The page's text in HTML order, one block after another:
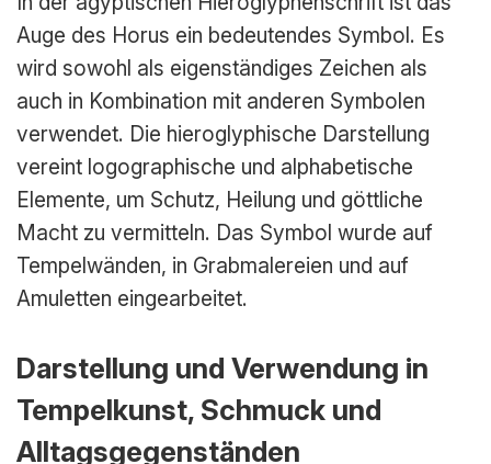
Auge des Horus ein bedeutendes Symbol. Es
wird sowohl als eigenständiges Zeichen als
auch in Kombination mit anderen Symbolen
verwendet. Die hieroglyphische Darstellung
vereint logographische und alphabetische
Elemente, um Schutz, Heilung und göttliche
Macht zu vermitteln. Das Symbol wurde auf
Tempelwänden, in Grabmalereien und auf
Amuletten eingearbeitet.
Darstellung und Verwendung in
Tempelkunst, Schmuck und
Alltagsgegenständen